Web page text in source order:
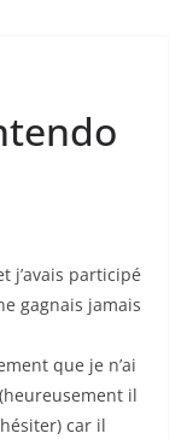
j’avais participé
gagnais jamais
que je n’ai
il
car il